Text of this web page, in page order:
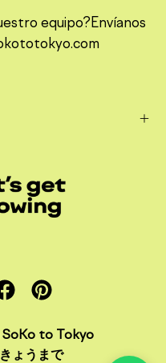
equipo?Envíanos
SoKo to Tokyo
ょうまで